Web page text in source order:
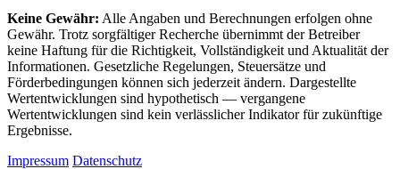
Keine Gewähr: Alle Angaben und Berechnungen erfolgen ohne
Gewähr. Trotz sorgfältiger Recherche übernimmt der Betreiber
keine Haftung für die Richtigkeit, Vollständigkeit und Aktualität der
Informationen. Gesetzliche Regelungen, Steuersätze und
Förderbedingungen können sich jederzeit ändern. Dargestellte
Wertentwicklungen sind hypothetisch — vergangene
Wertentwicklungen sind kein verlässlicher Indikator für zukünftige
Ergebnisse.
Impressum Datenschutz